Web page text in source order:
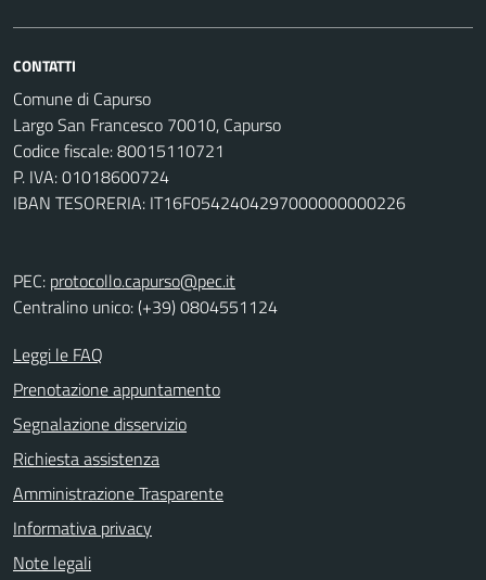
CONTATTI
Comune di Capurso
Largo San Francesco 70010, Capurso
Codice fiscale: 80015110721
P. IVA: 01018600724
IBAN TESORERIA: IT16F0542404297000000000226
PEC: protocollo.capurso@pec.it
Centralino unico: (+39) 0804551124
Leggi le FAQ
Prenotazione appuntamento
Segnalazione disservizio
Richiesta assistenza
Amministrazione Trasparente
Informativa privacy
Note legali